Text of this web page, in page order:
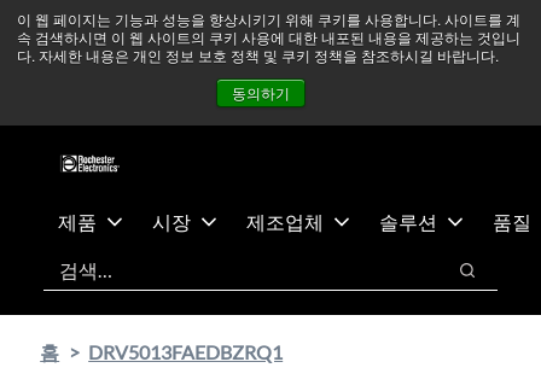
이 웹 페이지는 기능과 성능을 향상시키기 위해 쿠키를 사용합니다. 사이트를 계
속 검색하시면 이 웹 사이트의 쿠키 사용에 대한 내포된 내용을 제공하는 것입니
다. 자세한 내용은 개인 정보 보호 정책 및 쿠키 정책을 참조하시길 바랍니다.
동의하기
츠
건
중동 지역 상황을 지속적으로 주시하고 있으며, 모든 서비스는
정상적으로 운영되고 있습니다. 더 읽어보기 →
뉴스
문의하기
제품 시장 제조업체 솔루션
품질
검색
검색
홈 DRV5013FAEDBZRQ1